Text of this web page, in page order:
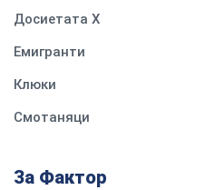
Досиетата Х
Емигранти
Клюки
Смотаняци
За Фактор